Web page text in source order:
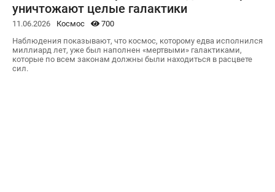
уничтожают целые галактики
11.06.2026 Космос
700
Наблюдения показывают, что космос, которому едва исполнился
миллиард лет, уже был наполнен «мертвыми» галактиками,
которые по всем законам должны были находиться в расцвете
сил.